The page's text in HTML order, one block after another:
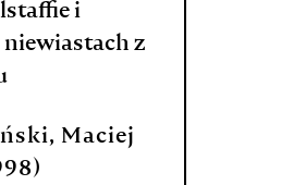
i
niewiastach z
Maciej